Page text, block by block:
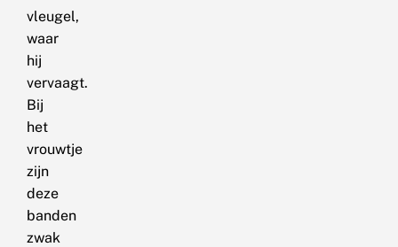
vleugel,
waar
hij
vervaagt.
Bij
het
vrouwtje
zijn
deze
banden
zwak